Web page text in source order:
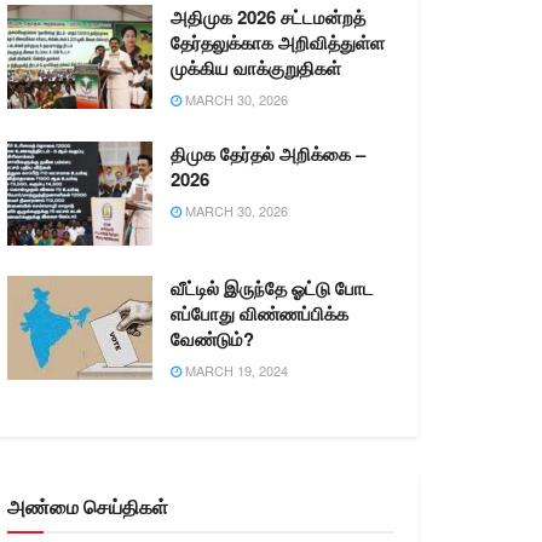
அதிமுக 2026 சட்டமன்றத்
தேர்தலுக்காக அறிவித்துள்ள
முக்கிய வாக்குறுதிகள்
MARCH 30, 2026
திமுக தேர்தல் அறிக்கை –
2026
MARCH 30, 2026
வீட்டில் இருந்தே ஓட்டு போட
எப்போது விண்ணப்பிக்க
வேண்டும்?
MARCH 19, 2024
அண்மை செய்திகள்